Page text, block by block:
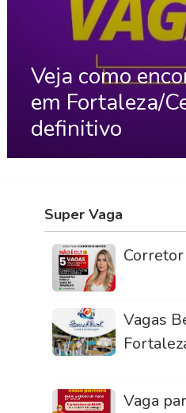
Veja como
em Fortaleza/
definitivo
Super Vaga
Vagas
Vaga